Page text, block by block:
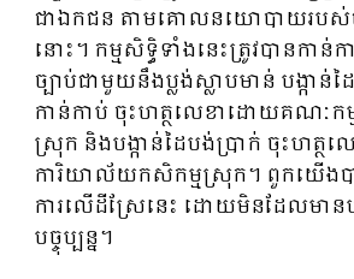
ជាឯកជន តាមគោលនយោបាយរបស់
នោះ។ កម្មសិទ្ធិទាំងនេះត្រូវបានកា
ច្បាប់ជាមួយនឹងប្លង់ស្លាបមាន់ បង្កា
កាន់កាប់ ចុះហត្ថលេខាដោយគណៈកម្
ស្រុក និងបង្កាន់ដៃបង់ប្រាក់ ចុះហត្ថ
ការិយាល័យកសិកម្មស្រុក។ ពួកយើងប
ការលើដីស្រែនេះ ដោយមិនដែលមា
បច្ចុប្បន្ន។